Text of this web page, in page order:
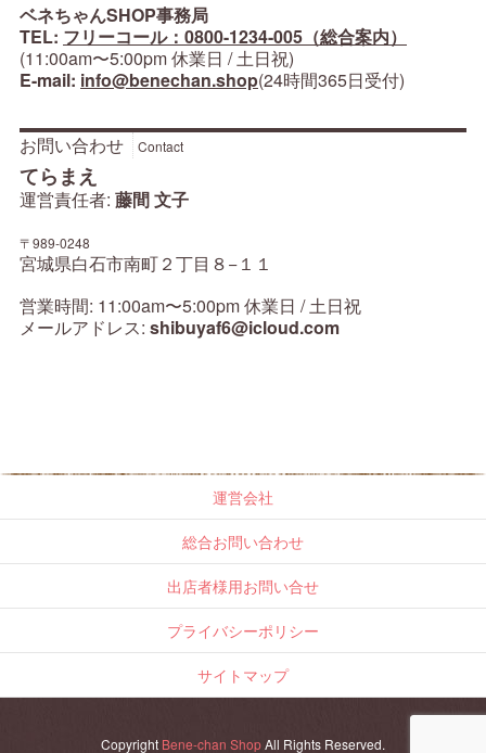
ベネちゃんSHOP事務局
TEL: フリーコール：0800-1234-005（総合案内）
(11:00am〜5:00pm 休業日 / 土日祝)
E-mail: info@benechan.shop(24時間365日受付)
お問い合わせ Contact
てらまえ
運営責任者: 藤間 文子
〒989-0248
宮城県白石市南町２丁目８−１１
営業時間: 11:00am〜5:00pm 休業日 / 土日祝
メールアドレス: shibuyaf6@icloud.com
運営会社
総合お問い合わせ
出店者様用お問い合せ
プライバシーポリシー
サイトマップ
Copyright Bene-chan ShopAll Rights Reserved.